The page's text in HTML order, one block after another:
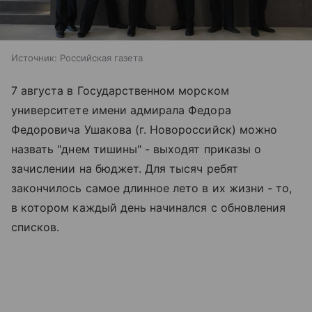
Источник: Российская газета
7 августа в Государственном морском
университете имени адмирала Федора
Федоровича Ушакова (г. Новороссийск) можно
назвать "днем тишины" - выходят приказы о
зачислении на бюджет. Для тысяч ребят
закончилось самое длинное лето в их жизни - то,
в котором каждый день начинался с обновления
списков.